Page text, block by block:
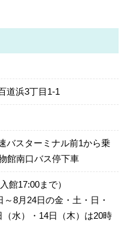
道浜3丁目1-1
バスターミナル前1から乗
館南口バス停下車
館17:00まで）
～8月24日の金・土・日・
（水）・14日（木）は20時